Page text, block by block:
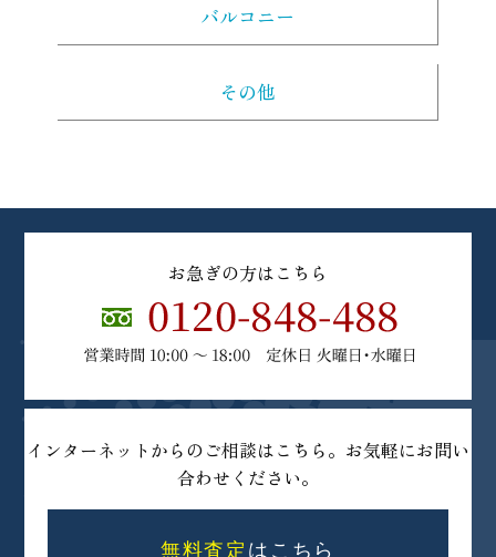
バルコニー
その他
お急ぎの方はこちら
インターネットからのご相談はこちら。お気軽にお問い
合わせください。
無料査定 はこちら